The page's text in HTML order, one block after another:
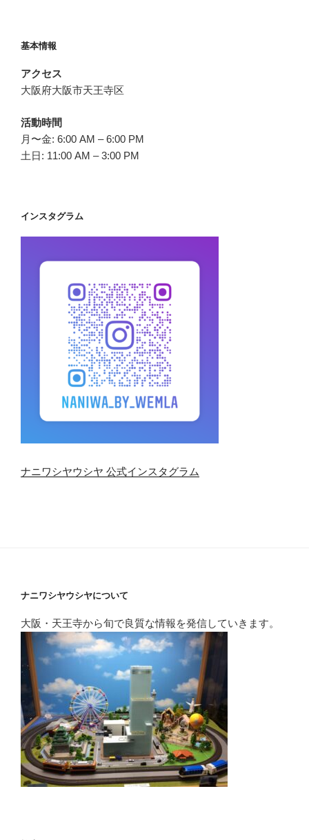
基本情報
アクセス
大阪府大阪市天王寺区
活動時間
月〜金: 6:00 AM – 6:00 PM
土日: 11:00 AM – 3:00 PM
インスタグラム
ナニワシヤウシヤ 公式インスタグラム
ナニワシヤウシヤについて
大阪・天王寺から旬で良質な情報を発信していきます。